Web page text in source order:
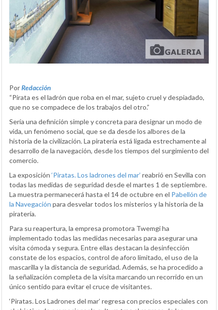
PorRedacción
“Pirata es el ladrón que roba en el mar, sujeto cruel y despiadado,
que no se compadece de los trabajos del otro.”
Sería una definición simple y concreta para designar un modo de
vida, un fenómeno social, que se da desde los albores de la
historia de la civilización. La piratería está ligada estrechamente al
desarrollo de la navegación, desde los tiempos del surgimiento del
comercio.
La exposición ‘Piratas. Los ladrones del mar’ reabrió en Sevilla con
todas las medidas de seguridad desde el martes 1 de septiembre.
La muestra permanecerá hasta el 14 de octubre en el Pabellón de
la Navegación para desvelar todos los misterios y la historia de la
piratería.
Para su reapertura, la empresa promotora Twemgi ha
implementado todas las medidas necesarias para asegurar una
visita cómoda y segura. Entre ellas destacan la desinfección
constate de los espacios, control de aforo limitado, el uso de la
mascarilla y la distancia de seguridad. Además, se ha procedido a
la señalización completa de la visita marcando un recorrido en un
único sentido para evitar el cruce de visitantes.
‘Piratas. Los Ladrones del mar’ regresa con precios especiales con